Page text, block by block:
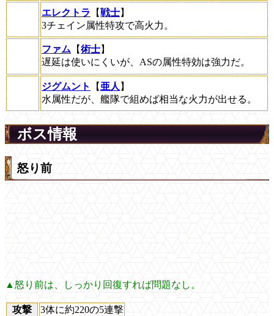
エレクトラ 【戦士】
3チェイン属性特攻で高火力。
ファム 【術士】
遅延は使いにくいが、ASの属性特効は強力だ。
ジグムント 【 亜人 】
水属性だが、艦隊で組めば相当な火力が出せる。
ボス情報
怒り前
▲怒り前は、しっかり回復すれば問題なし。
攻撃
3体に約220の5連撃